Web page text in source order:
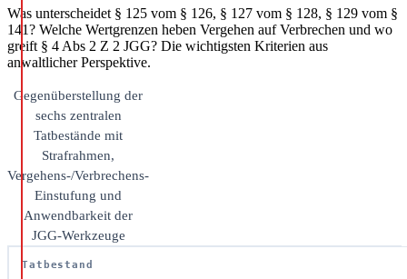
Was unterscheidet § 125 vom § 126, § 127 vom § 128, § 129 vom §
141? Welche Wertgrenzen heben Vergehen auf Verbrechen und wo
greift § 4 Abs 2 Z 2 JGG? Die wichtigsten Kriterien aus
anwaltlicher Perspektive.
Gegenüberstellung der
sechs zentralen
Tatbestände mit
Strafrahmen,
Vergehens-/Verbrechens-
Einstufung und
Anwendbarkeit der
JGG-Werkzeuge
Tatbestand